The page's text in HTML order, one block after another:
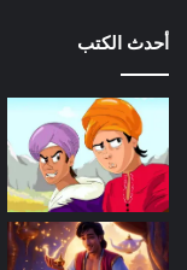
أحدث الكتب